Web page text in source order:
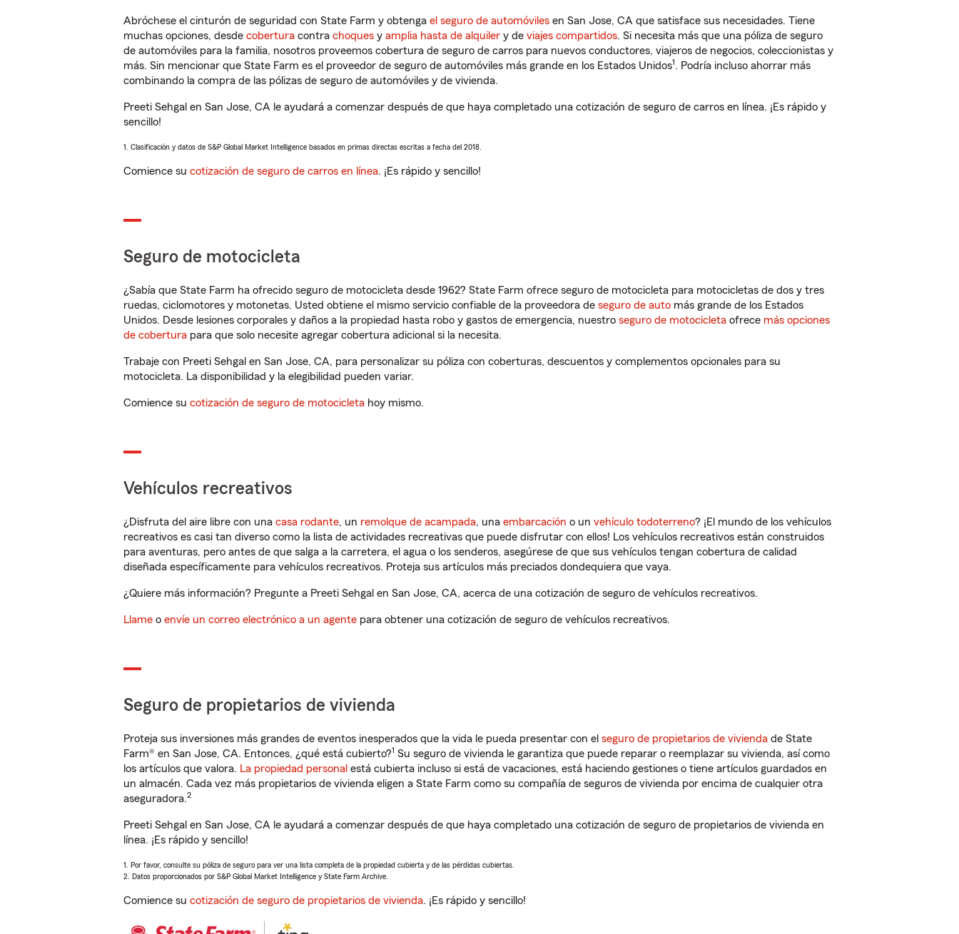
Abróchese el cinturón de seguridad con State Farm y obtenga el seguro de automóviles en San Jose, CA que satisface sus necesidades. Tiene
muchas opciones, desde cobertura contra choques y amplia hasta de alquiler y de viajes compartidos. Si necesita más que una póliza de seguro
de automóviles para la familia, nosotros proveemos cobertura de seguro de carros para nuevos conductores, viajeros de negocios, coleccionistas y
más. Sin mencionar que State Farm es el proveedor de seguro de automóviles más grande en los Estados Unidos1. Podría incluso ahorrar más
combinando la compra de las pólizas de seguro de automóviles y de vivienda.
Preeti Sehgal en San Jose, CA le ayudará a comenzar después de que haya completado una cotización de seguro de carros en línea. ¡Es rápido y
sencillo!
1. Clasificación y datos de S&P Global Market Intelligence basados en primas directas escritas a fecha del 2018.
Comience su cotización de seguro de carros en línea. ¡Es rápido y sencillo!
Seguro de motocicleta
¿Sabía que State Farm ha ofrecido seguro de motocicleta desde 1962? State Farm ofrece seguro de motocicleta para motocicletas de dos y tres
ruedas, ciclomotores y motonetas. Usted obtiene el mismo servicio confiable de la proveedora de seguro de auto más grande de los Estados
Unidos. Desde lesiones corporales y daños a la propiedad hasta robo y gastos de emergencia, nuestro seguro de motocicleta ofrece más opciones
de cobertura para que solo necesite agregar cobertura adicional si la necesita.
Trabaje con Preeti Sehgal en San Jose, CA, para personalizar su póliza con coberturas, descuentos y complementos opcionales para su
motocicleta. La disponibilidad y la elegibilidad pueden variar.
Comience su cotización de seguro de motocicleta hoy mismo.
Vehículos recreativos
¿Disfruta del aire libre con una casa rodante, un remolque de acampada, una embarcación o un vehículo todoterreno? ¡El mundo de los vehículos
recreativos es casi tan diverso como la lista de actividades recreativas que puede disfrutar con ellos! Los vehículos recreativos están construidos
para aventuras, pero antes de que salga a la carretera, el agua o los senderos, asegúrese de que sus vehículos tengan cobertura de calidad
diseñada específicamente para vehículos recreativos. Proteja sus artículos más preciados dondequiera que vaya.
¿Quiere más información? Pregunte a Preeti Sehgal en San Jose, CA, acerca de una cotización de seguro de vehículos recreativos.
Llame o envíe un correo electrónico a un agente para obtener una cotización de seguro de vehículos recreativos.
Seguro de propietarios de vivienda
Proteja sus inversiones más grandes de eventos inesperados que la vida le pueda presentar con el seguro de propietarios de vivienda de State
Farm® en San Jose, CA. Entonces, ¿qué está cubierto?1 Su seguro de vivienda le garantiza que puede reparar o reemplazar su vivienda, así como
los artículos que valora. La propiedad personal está cubierta incluso si está de vacaciones, está haciendo gestiones o tiene artículos guardados en
un almacén. Cada vez más propietarios de vivienda eligen a State Farm como su compañía de seguros de vivienda por encima de cualquier otra
aseguradora.2
Preeti Sehgal en San Jose, CA le ayudará a comenzar después de que haya completado una cotización de seguro de propietarios de vivienda en
línea. ¡Es rápido y sencillo!
1. Por favor, consulte su póliza de seguro para ver una lista completa de la propiedad cubierta y de las pérdidas cubiertas.
2. Datos proporcionados por S&P Global Market Intelligence y State Farm Archive.
Comience su cotización de seguro de propietarios de vivienda. ¡Es rápido y sencillo!